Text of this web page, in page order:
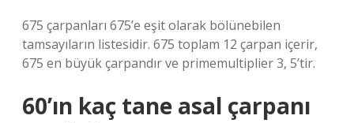
675 çarpanları 675’e eşit olarak bölünebilen
tamsayıların listesidir. 675 toplam 12 çarpan içerir,
675 en büyük çarpandır ve primemultiplier 3, 5’tir.
60’ın kaç tane asal çarpanı